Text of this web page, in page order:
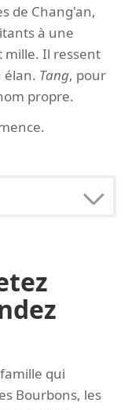
de Chang'an,
à une
mille. Il ressent
élan. Tang, pour
propre.
qui
Bourbons, les